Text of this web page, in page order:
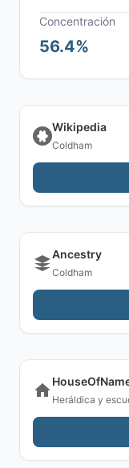
Concentración
56.4%
Wikipedia
Coldham
Ancestry
Coldham
Heráldica y